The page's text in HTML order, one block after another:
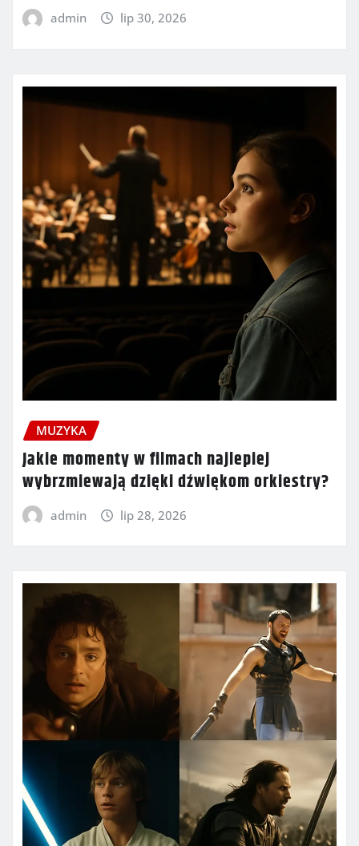
admin lip 30, 2026
MUZYKA
Jakie momenty w filmach najlepiej
wybrzmiewają dzięki dźwiękom orkiestry?
admin lip 28, 2026